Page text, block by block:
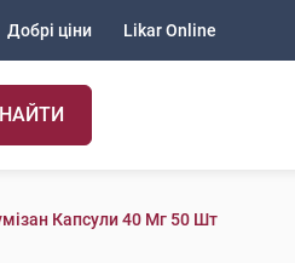
Добрі ціни Likar Online
Капсули 40 Мг 50 Шт